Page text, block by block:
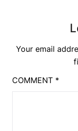
Your email
COMMENT *